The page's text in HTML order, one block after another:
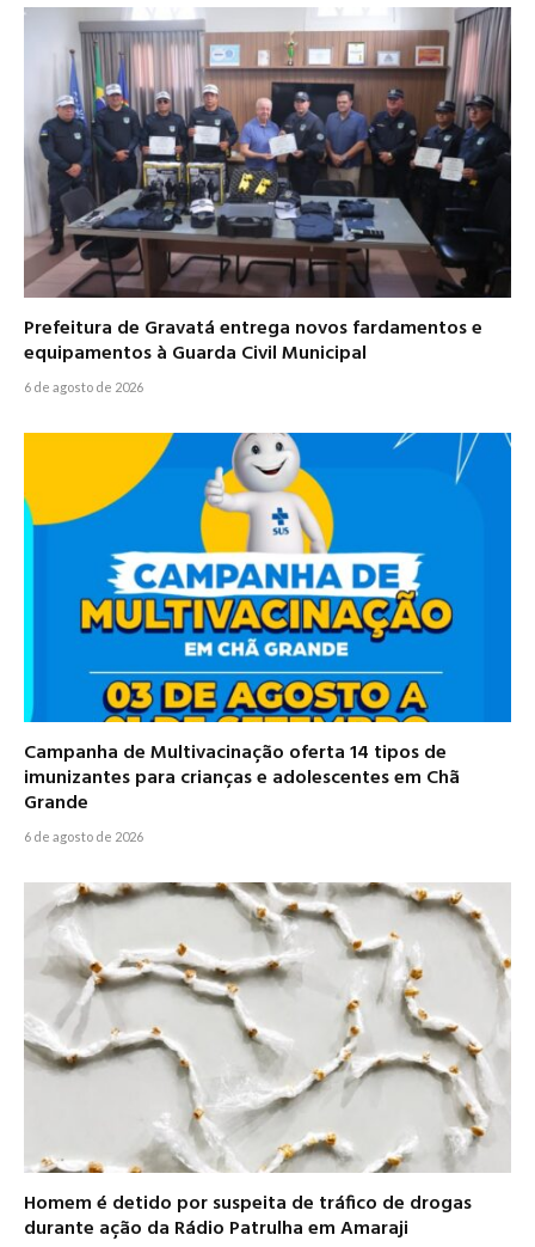
Prefeitura de Gravatá entrega novos fardamentos e
equipamentos à Guarda Civil Municipal
6 de agosto de 2026
Campanha de Multivacinação oferta 14 tipos de
imunizantes para crianças e adolescentes em Chã
Grande
6 de agosto de 2026
Homem é detido por suspeita de tráfico de drogas
durante ação da Rádio Patrulha em Amaraji